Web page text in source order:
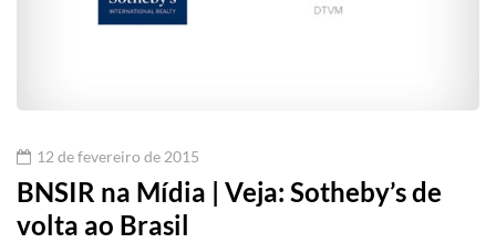
12 de fevereiro de 2015
BNSIR na Mídia | Veja: Sotheby’s de
volta ao Brasil